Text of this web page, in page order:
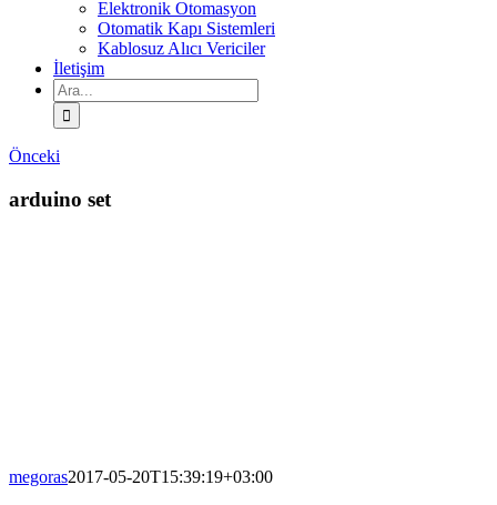
Elektronik Otomasyon
Otomatik Kapı Sistemleri
Kablosuz Alıcı Vericiler
İletişim
Ara:
Önceki
arduino set
megoras2017-05-20T15:39:19+03:00